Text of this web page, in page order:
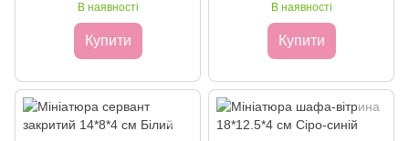
В наявності
Купити
В наявності
Купити